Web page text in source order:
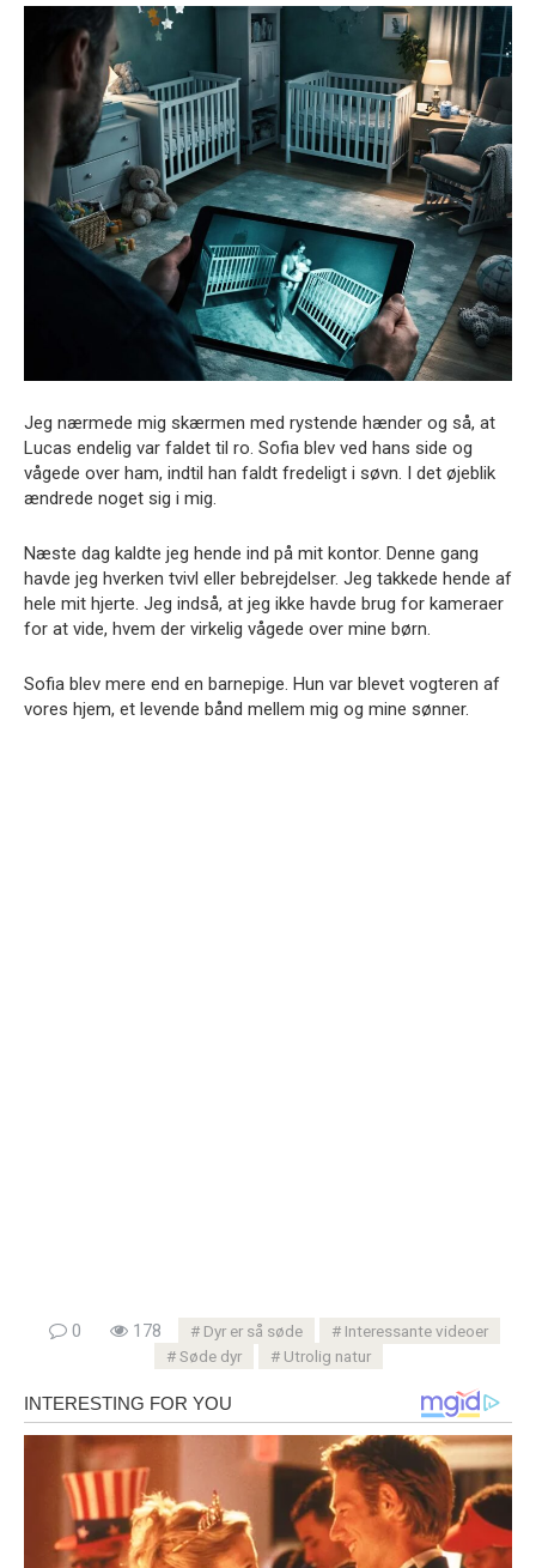
Jeg nærmede mig skærmen med rystende hænder og så, at
Lucas endelig var faldet til ro. Sofia blev ved hans side og
vågede over ham, indtil han faldt fredeligt i søvn. I det øjeblik
ændrede noget sig i mig.
Næste dag kaldte jeg hende ind på mit kontor. Denne gang
havde jeg hverken tvivl eller bebrejdelser. Jeg takkede hende af
hele mit hjerte. Jeg indså, at jeg ikke havde brug for kameraer
for at vide, hvem der virkelig vågede over mine børn.
Sofia blev mere end en barnepige. Hun var blevet vogteren af
vores hjem, et levende bånd mellem mig og mine sønner.
0 178 Dyr er så søde
Interessante videoer
Søde dyr
Utrolig natur